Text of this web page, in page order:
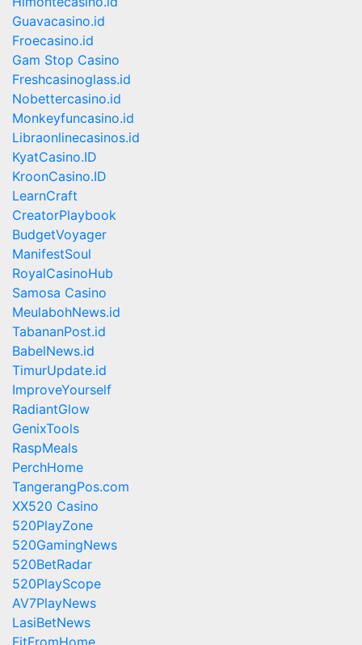
Guavacasino.id
Froecasino.id
Gam Stop Casino
Freshcasinoglass.id
Nobettercasino.id
Monkeyfuncasino.id
Libraonlinecasinos.id
KyatCasino.ID
KroonCasino.ID
LearnCraft
CreatorPlaybook
BudgetVoyager
ManifestSoul
RoyalCasinoHub
Samosa Casino
MeulabohNews.id
TabananPost.id
BabelNews.id
TimurUpdate.id
ImproveYourself
RadiantGlow
GenixTools
RaspMeals
PerchHome
TangerangPos.com
XX520 Casino
520PlayZone
520GamingNews
520BetRadar
520PlayScope
AV7PlayNews
LasiBetNews
FitFromHome